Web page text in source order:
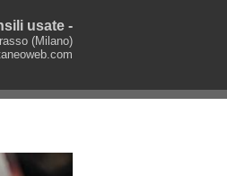
usate -
(Milano)